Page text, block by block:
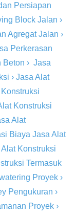
Persiapan
Block Jalan ›
Agregat Jalan ›
Perkerasan
Beton › Jasa
› Jasa Alat
Konstruksi
Alat
Biaya Jasa Alat
Konstruksi
Termasuk
Proyek ›
Pengukuran ›
Proyek ›